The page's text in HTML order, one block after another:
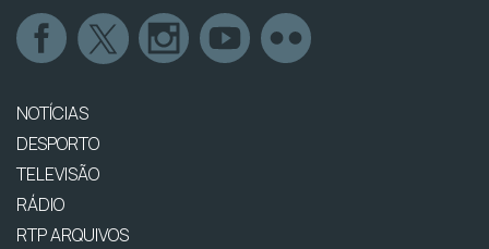
NOTÍCIAS
DESPORTO
TELEVISÃO
RÁDIO
RTP ARQUIVOS